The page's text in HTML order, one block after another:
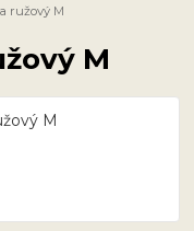
ružový M
M